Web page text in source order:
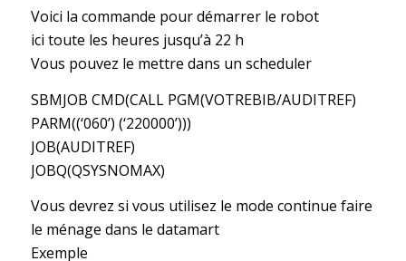
Voici la commande pour démarrer le robot
ici toute les heures jusqu’à 22 h
Vous pouvez le mettre dans un scheduler
SBMJOB CMD(CALL PGM(VOTREBIB/AUDITREF)
PARM((‘060’) (‘220000’)))
JOB(AUDITREF)
JOBQ(QSYSNOMAX)
Vous devrez si vous utilisez le mode continue faire
le ménage dans le datamart
Exemple